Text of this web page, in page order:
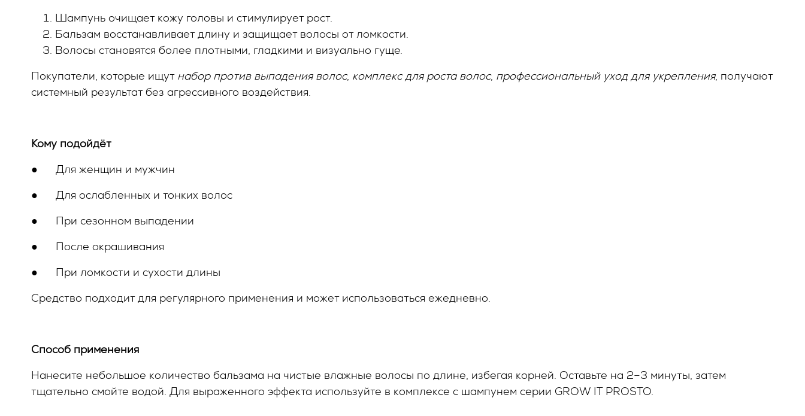
Шампунь очищает кожу головы и стимулирует рост.
Бальзам восстанавливает длину и защищает волосы от ломкости.
Волосы становятся более плотными, гладкими и визуально гуще.
Покупатели, которые ищут набор против выпадения волос, комплекс для роста волос, профессиональный уход для укрепления, получают
системный результат без агрессивного воздействия.
Кому подойдёт
● Для женщин и мужчин
● Для ослабленных и тонких волос
● При сезонном выпадении
● После окрашивания
● При ломкости и сухости длины
Средство подходит для регулярного применения и может использоваться ежедневно.
Способ применения
Нанесите небольшое количество бальзама на чистые влажные волосы по длине, избегая корней. Оставьте на 2–3 минуты, затем
тщательно смойте водой. Для выраженного эффекта используйте в комплексе с шампунем серии GROW IT PROSTO.